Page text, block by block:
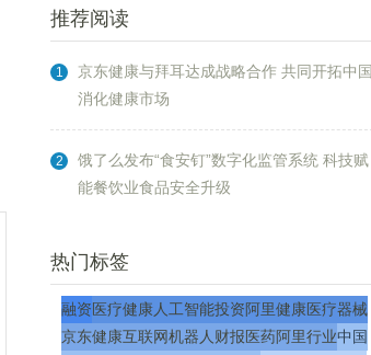
推荐阅读
1
京东健康与拜耳达成战略合作 共同开拓中国
消化健康市场
2
饿了么发布“食安钉”数字化监管系统 科技赋
能餐饮业食品安全升级
热门标签
融资医疗健康人工智能投资阿里健康医疗器械
京东健康互联网机器人 财报医药阿里行业中国